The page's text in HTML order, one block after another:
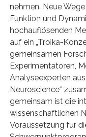
nehmen. Neue
Funktion und
hochauflösenden
auf ein „Troika-
gemeinsamen
Experimentatoren,
Analyseexperten
Neuroscience“
gemeinsam ist die
wissenschaftlichen
Voraussetzung für